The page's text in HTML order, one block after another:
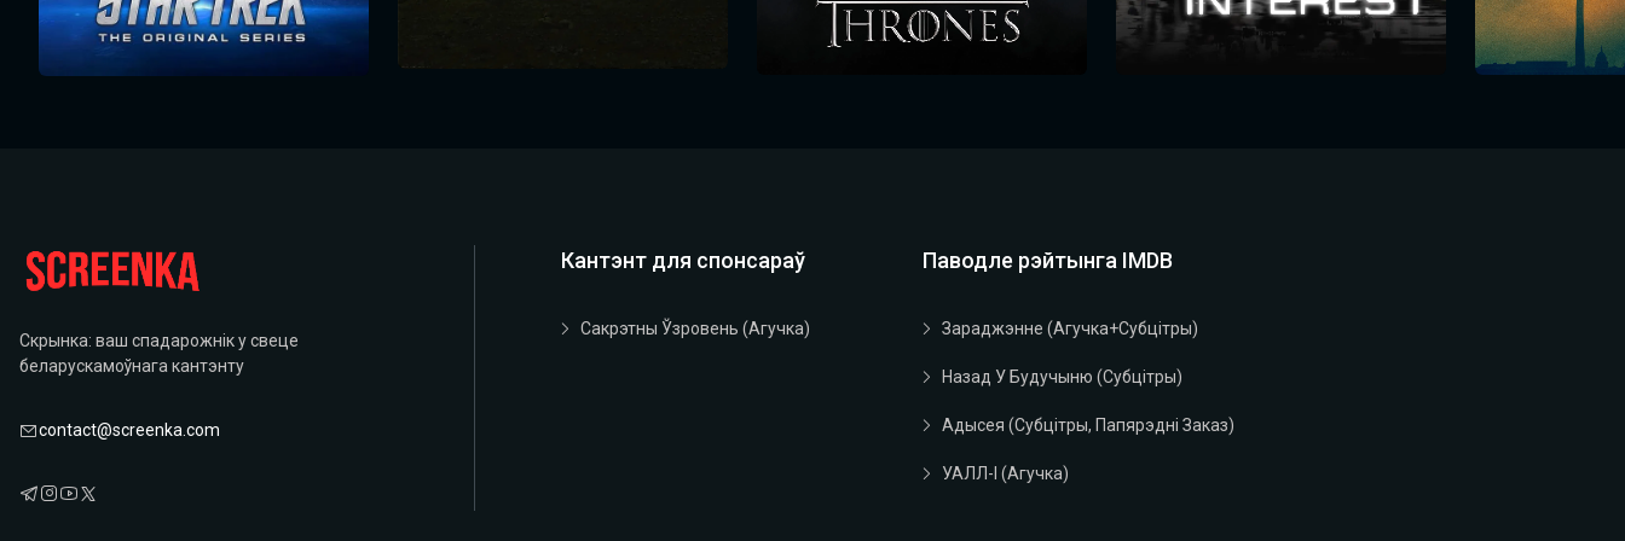
Скрынка: ваш спадарожнік у свеце
беларускамоўнага кантэнту
contact@screenka.com
Кантэнт для спонсараў
Сакрэтны Ўзровень (агучка)
Паводле рэйтынга IMDB
Зараджэнне (агучка+субцітры)
Назад У Будучыню (субцітры)
Адысея (субцітры, Папярэдні Заказ)
УАЛЛ-І (агучка)